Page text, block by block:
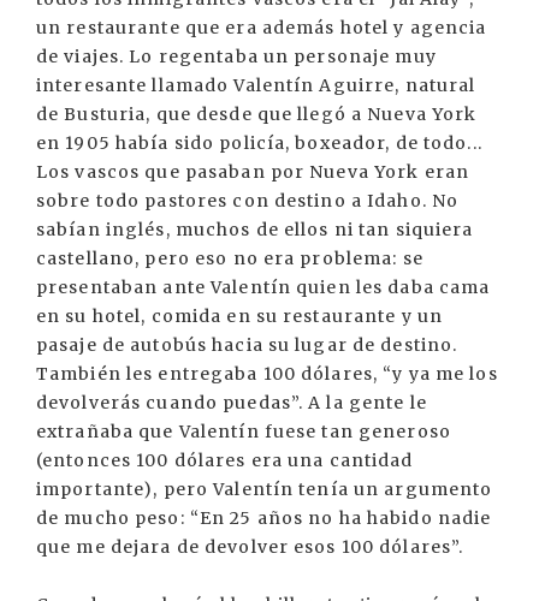
un restaurante que era además hotel y agencia
de viajes. Lo regentaba un personaje muy
interesante llamado Valentín Aguirre, natural
de Busturia, que desde que llegó a Nueva York
en 1905 había sido policía, boxeador, de todo...
Los vascos que pasaban por Nueva York eran
sobre todo pastores con destino a Idaho. No
sabían inglés, muchos de ellos ni tan siquiera
castellano, pero eso no era problema: se
presentaban ante Valentín quien les daba cama
en su hotel, comida en su restaurante y un
pasaje de autobús hacia su lugar de destino.
También les entregaba 100 dólares, “y ya me los
devolverás cuando puedas”. A la gente le
extrañaba que Valentín fuese tan generoso
(entonces 100 dólares era una cantidad
importante), pero Valentín tenía un argumento
de mucho peso: “En 25 años no ha habido nadie
que me dejara de devolver esos 100 dólares”.